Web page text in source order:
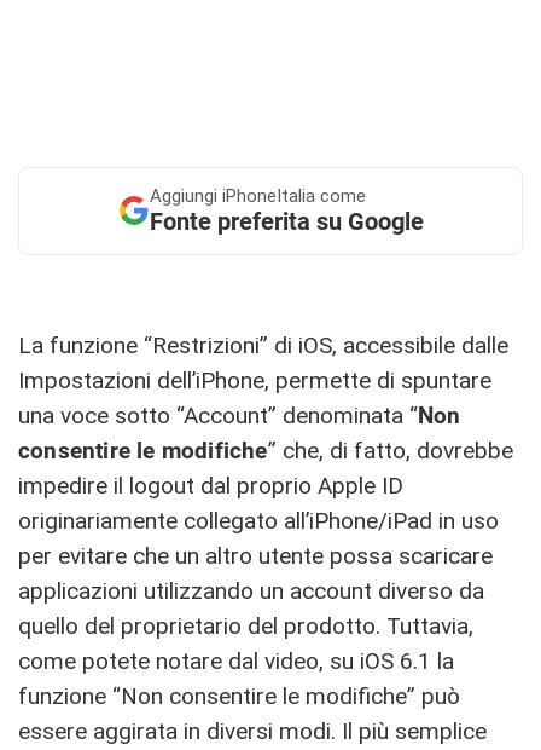
Aggiungi iPhoneItalia come
Fonte preferita su Google
La funzione “Restrizioni” di iOS, accessibile dalle
Impostazioni dell’iPhone, permette di spuntare
una voce sotto “Account” denominata “Non
consentire le modifiche” che, di fatto, dovrebbe
impedire il logout dal proprio Apple ID
originariamente collegato all’iPhone/iPad in uso
per evitare che un altro utente possa scaricare
applicazioni utilizzando un account diverso da
quello del proprietario del prodotto. Tuttavia,
come potete notare dal video, su iOS 6.1 la
funzione “Non consentire le modifiche” può
essere aggirata in diversi modi. Il più semplice